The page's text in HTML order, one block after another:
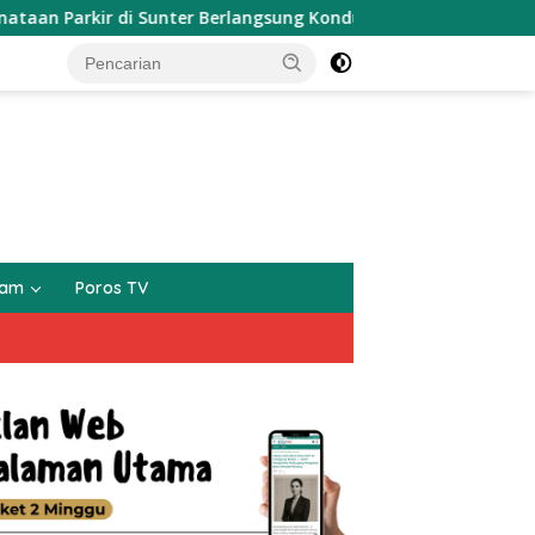
Sunter Berlangsung Kondusif, Kecamatan Janji Fasilitasi
Poros TV